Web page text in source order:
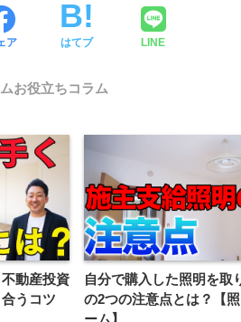
ア はてブ LINE
お役立ちコラム
動産投資
うコツ
自分で購入した照明を取
の2つの注意点とは？【
ーム】